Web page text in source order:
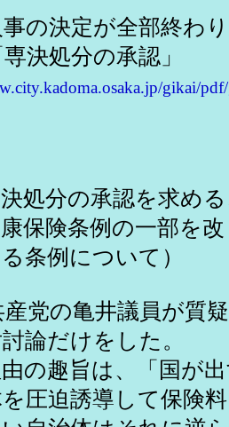
の決定が全部終わ
決処分の承認」
gikai/
処分の承認を求め
康保険条例の一部を改
について）
党の亀井議員が質
論だけをした。
の趣旨は、「国が
圧迫誘導して保険